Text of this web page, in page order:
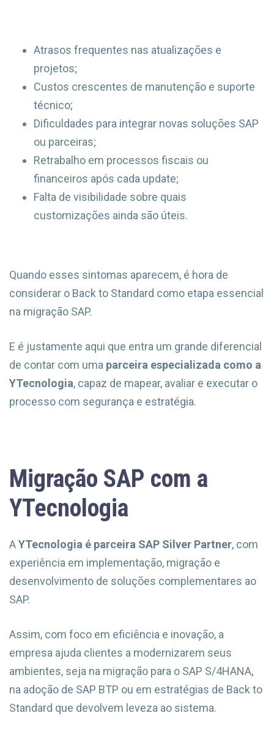
Atrasos frequentes nas atualizações e
projetos;
Custos crescentes de manutenção e suporte
técnico;
Dificuldades para integrar novas soluções SAP
ou parceiras;
Retrabalho em processos fiscais ou
financeiros após cada update;
Falta de visibilidade sobre quais
customizações ainda são úteis.
Quando esses sintomas aparecem, é hora de
considerar o Back to Standard como etapa essencial
na migração SAP.
E é justamente aqui que entra um grande diferencial
de contar com uma parceira especializada como a
YTecnologia, capaz de mapear, avaliar e executar o
processo com segurança e estratégia.
Migração SAP com a
YTecnologia
AYTecnologia é parceira SAP Silver Partner, com
experiência em implementação, migração e
desenvolvimento de soluções complementares ao
SAP.
Assim, com foco em eficiência e inovação, a
empresa ajuda clientes a modernizarem seus
ambientes, seja na migração para o SAP S/4HANA,
na adoção de SAP BTP ou em estratégias de Back to
Standard que devolvem leveza ao sistema.